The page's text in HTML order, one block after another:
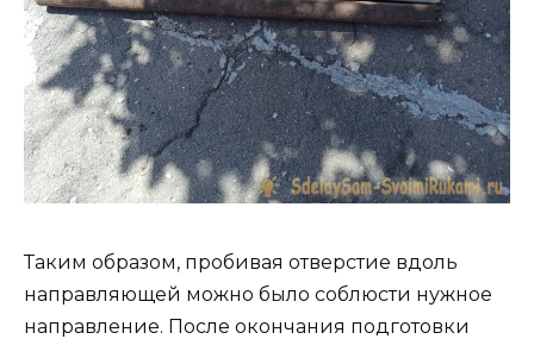
Таким образом, пробивая отверстие вдоль
направляющей можно было соблюсти нужное
направление. После окончания подготовки